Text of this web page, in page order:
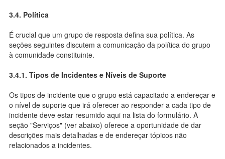
3.4. Política
É crucial que um grupo de resposta defina sua política. As
seções seguintes discutem a comunicação da política do grupo
à comunidade constituinte.
3.4.1. Tipos de Incidentes e Níveis de Suporte
Os tipos de incidente que o grupo está capacitado a endereçar e
o nível de suporte que irá oferecer ao responder a cada tipo de
incidente deve estar resumido aqui na lista do formulário. A
seção "Serviços" (ver abaixo) oferece a oportunidade de dar
descrições mais detalhadas e de endereçar tópicos não
relacionados a incidentes.